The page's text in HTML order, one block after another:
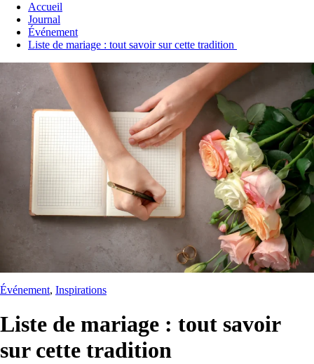
Accueil
Journal
Événement
Liste de mariage : tout savoir sur cette tradition
Événement, Inspirations
Liste de mariage : tout savoir
sur cette tradition